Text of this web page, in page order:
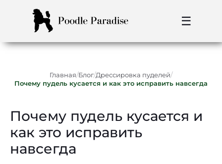
☰
Главная/Блог/Дрессировка пуделей/
Почему пудель кусается и как это исправить навсегда
Почему пудель кусается и
как это исправить
навсегда